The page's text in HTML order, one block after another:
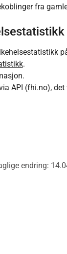
fra
.
API (fhi.no),
endring: